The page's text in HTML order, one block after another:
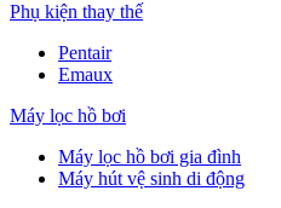
Phụ kiện thay thế
Pentair
Emaux
Máy lọc hồ bơi
Máy lọc hồ bơi gia đình
Máy hút vệ sinh di động